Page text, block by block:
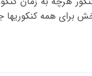
برای همه